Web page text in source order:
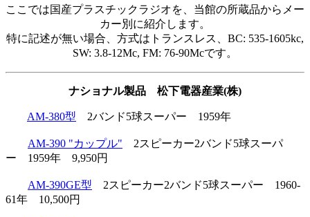
ここでは国産プラスチックラジオを、当館の所蔵品からメー
カー別に紹介します。
特に記述が無い場合、方式はトランスレス、BC: 535-1605kc,
SW: 3.8-12Mc, FM: 76-90Mcです。
ナショナル製品 松下電器産業(株)
AM-380型 2バンド5球スーパー 1959年
AM-390 "カップル" 2スピーカー2バンド5球スーパ
ー 1959年 9,950円
AM-390GE型 2スピーカー2バンド5球スーパー 1960-
61年 10,500円